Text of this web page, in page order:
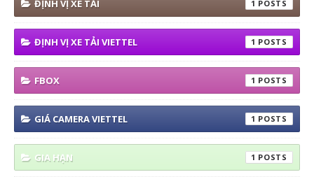
ĐỊNH VỊ XE TẢI 1
ĐỊNH VỊ XE TẢI VIETTEL 1
FBOX 1
GIÁ CAMERA VIETTEL 1
GIA HẠN 1